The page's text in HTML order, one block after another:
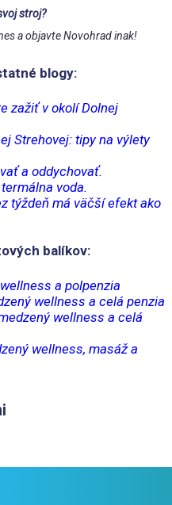
stroj?
a objavte Novohrad inak!
blogy:
zažiť v okolí Dolnej
Strehovej: tipy na výlety
a oddychovať.
voda.
týždeň má väčší efekt ako
balíkov:
a polpenzia
wellness a celá penzia
wellness a celá
wellness, masáž a